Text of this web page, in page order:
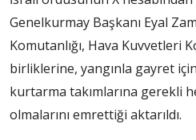
Genelkurmay Başkanı Eyal
Komutanlığı, Hava Kuvvetleri
birliklerine, yangınla gayret
kurtarma takımlarına gerekli
olmalarını emrettiği aktarıldı.